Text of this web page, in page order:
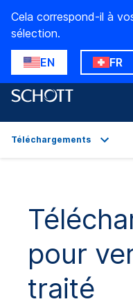
Cela correspond-il à
sélection.
EN FR
Caractéristiques
Téléchargements
Téléchargements
pour
traité